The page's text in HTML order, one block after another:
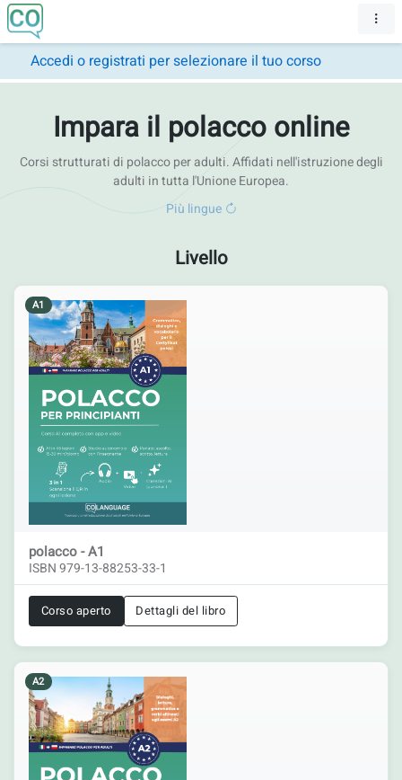
Accedi o registrati per selezionare il tuo corso
Impara il polacco online
Corsi strutturati di polacco per adulti. Affidati nell'istruzione degli
adulti in tutta l'Unione Europea.
Più lingue
Livello
A1
polacco - A1
ISBN 979-13-88253-33-1
Corso aperto Dettagli del libro
A2